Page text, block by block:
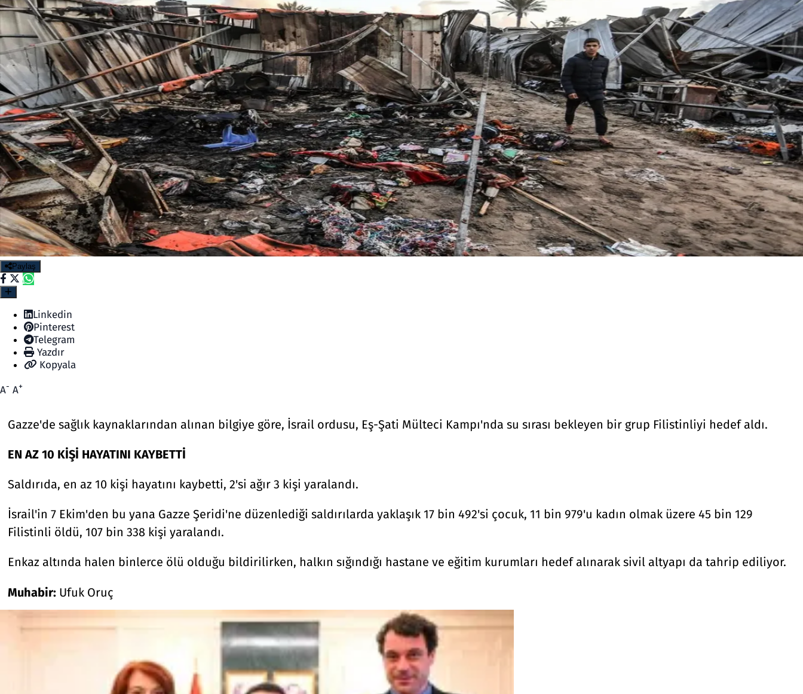
Paylaş
Linkedin
Pinterest
Telegram
Yazdır
Kopyala
A- A+
Gazze'de sağlık kaynaklarından alınan bilgiye göre, İsrail ordusu, Eş-Şati Mülteci Kampı'nda su sırası bekleyen bir grup Filistinliyi hedef aldı.
EN AZ 10 KİŞİ HAYATINI KAYBETTİ
Saldırıda, en az 10 kişi hayatını kaybetti, 2'si ağır 3 kişi yaralandı.
İsrail'in 7 Ekim'den bu yana Gazze Şeridi'ne düzenlediği saldırılarda yaklaşık 17 bin 492'si çocuk, 11 bin 979'u kadın olmak üzere 45 bin 129
Filistinli öldü, 107 bin 338 kişi yaralandı.
Enkaz altında halen binlerce ölü olduğu bildirilirken, halkın sığındığı hastane ve eğitim kurumları hedef alınarak sivil altyapı da tahrip ediliyor.
Muhabir: Ufuk Oruç